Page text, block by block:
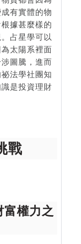
有實體的物
據甚麼樣的
占星學可以
太陽系裡面
圖騰，進而
法學社團知
是投資理財
戰
權力之